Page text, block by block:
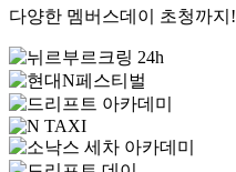
다양한 멤버스데이 초청까지!